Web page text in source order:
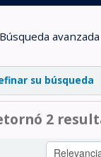
Búsqueda avanzada
su búsqueda
2